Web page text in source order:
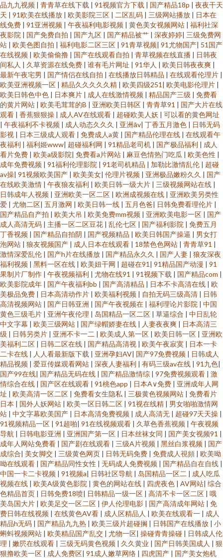
品九九视频 | 青青草在线下载 | 91视频官方下载 | 国产精品18p | 夜夜干天
天 | 91欧美在线播放 | 欧美影院三区 | 二区乱码 | 三级网站播放 | 日本在
线免费 | 91亚洲视频 | 午夜福利电影视频 | 黄色美女视频网站 | 福利社深
夜影院 | 国产免费自拍 | 国产九区 | 国产精品被艹 | 深夜婷婷| 三级免费网
站 | 欧美色图自拍 | 福利电影二区三区 | 91青草视频| 91尤物国产| 51国产
在线视频 | 欧美偷偷撸 | 国产在线观看自拍 | 青草视频在线直播 | 日韩夜
间私人 | 久草资源在线免费 | 谁有毛片网址 | 91华人 | 欧美日韩夜夜爽 |
最新午夜宅男 | 国产情侣在线自拍 | 在线播放日韩精品 | 在线观看伦理片 |
欧美亚洲视频一区 | 精品久久久久久精 | 欧美四级251 | 欧美电影伦理片 |
欧美日韩色中色 | 日本爽片 | 成人在线激情视频 | 精品国产三级 | 免费看
的黄片网站 | 欧美毛茸茸的B | 亚洲欧美日韩区 | 青青草91 | 国产大片在线
观看 | 香蕉狠狠操 | 成人AV在线观看 | 超碰欧美人妖 | 可以看的黄色网址
| 午夜福利不卡视频 | 成人动态久久久 | 亚洲āv| 丁香五月激色 | 日韩无码
影视 | 日本三级成人观看 | 免费成人a黄 | 国产精品伦理在线 | 在线观看午
夜福利 | 福利姬www| 超碰福利网 | 91精品老司机 | 国产极品福利 | 成人
看片免费 | 欧美a级影院| 免费看a片网站 | 麻豆色情热门吃瓜 | 欧美色性 |
成年免费视频 | 91福利伦理影院 | 91老司机精品 | 加勒比激情乱伦 | 超碰
av操| 91视频欧美国产 | 欧美美女| 伦理片视频 | 亚洲极品嫩粉久久 | 国产
在线欧美激情 | 午夜狼友福利 | 欧美日韩一级大片 | 三级视频网站在线 |
日韩成年人视频 | 亚洲欧美一区二区 | 欧洲成视频在线 | 亚洲欧美另类性
爱 | 尤物二区| 五月激网 | 欧美日韩一线 | 五月色爸| 日韩免费看理伦片 |
国产精品自产拍 | 欧美大吊 | 欧美免费mm视频 | 亚洲欧美电影一区 | 国产
成人高清无码 | 主播一区二区豆花 | 乱伦七区 | 国产福利影院 | 免费五月
丁香视频 | 国产精品自拍阴 | 国产视频精品 | 欧美日韩国产操逼 | 男女打
泡网站 | 狼友视频国产 | 成人日本在线观看 | 18禁色色网站 | 青青草91 |
激情深爱乱伦 | 国产h片在线播放 | 国产精品永久久 | 国产人妻 | 狼友深夜
福利视频 | 黑料一区在线 | 欧美妞干网 | 超碰在91 | 91精品国产动漫 | 91
果制片厂制作 | 午夜视频福利 | 尤物在线91 | 91视频下载 | 国产精品com |
欧美影院成年 | 国产午夜福利bb | 国产高清精品 | 日本不卡高清在线 | 欧
美极品免费 | 日本高清动作片 | 欧美福利视频 | 自拍无码三级高清 | 日韩
高清视频网站 | 国产日韩亚洲 | 国产午夜视频在 | 福利理论片影院 | 中国
黄色三级毛片 | 亚洲午夜伦理 | 岛国精品一区二区 | 草逼综合 | 中日乱轮
中文字幕 | 欧美三级网站 | 国产绿帽娇妻在线 | 人妻夜夜爽 | 日本高清三
级 | 日韩另类片 | 亚洲不卡一二 | 欧美成人第一区 | 欧美日韩一区 | 亚洲欧
美福利二区 | 日韩二区在线 | 国产精品高清视 | 欧美午夜寂寞 | 日本一卡
二卡在线 | 人人看最新版下载 | 亚洲孕妇AV| 国产97免费视频 | 日韩成人
精品视频 | 爱豆传媒观看网站 | 深夜人妻福利 | 有码三级av在线 | 91九色|
国产99在线| 国产精品无码在线 | 国产精品激情综 | 97免费视频观看 | 激
情综合在线 | 国产区在线观看 | 91桃色app | 日本A∨免费 | 亚洲成年人网
址 | 欧美高清一区二区 | 免费看女生隐私 | 三极黄色视频网站 | 免费看片
日本 | 国外人妖网站 | 欧美一区日韩二区 | 91视在线精 | 男女啪啪激情网
站 | 中文字幕欧美国产 | 日本高清免费视频 | 成人高清无 | 超碰97天天操 |
91视频精品一区 | 91超啪| 91在线视频观看 | 久草色香蕉视频 | 午夜视频
导航 | 日韩电影亚洲 | 亚洲国产第一区 | 日本丝袜女同 | 国产美女视频91 |
成年人网站免费看 | 国产剧在线观看 | 三级A片视频 | 黑丝白浆视频 | 国产
成综合| 美女脚交 | 三级黄色网页 | 日韩无码免费 | 免費成人視頻 | 欧美呦
呦在线观看 | 国产精品同性女性 | 无码成人免费视频 | 国产精品自在自线 |
中国一卡二卡视频 | 91视频a| 日韩社区导航 | 岛国精品一区二 | 成人吃瓜
视频在线 | 欧美A级黄色影院 | 黄色的网站在线 | 四虎夜色 | AV网站| 综合
色精品首页 | 日韩免费18喷| 日韩精品一级一区 | 高清不卡一区二区 | 哦
美岛国大片 | 欧美足交一区二区 | 伊人伦理电影 | 国产高清成年网站 | 免
费日韩在线视频 | 在线黄色AV看 | 成人区精品人 | 欧美在线观看一 | 成人
精品h无码 | 国产精品九九热 | 欧美三级片超碰搁 | 日韩国产在线播放 | 小
蝌蚪视频网站 | 欧美精品国产乱交 | 尤物一区| 操碰青青操碰 | 日韩成人伦
理 | 嫩屄在线观看 | 三级无码黄色视频 | 久久黄业 | 国产日韩美国成人 | 狠
狠撸欧美一区 | 成人免费区| 91成人嫩草网络 | 四虎国产 | 国产美女炮机